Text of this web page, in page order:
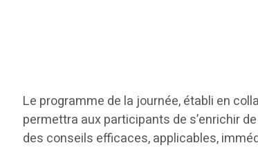
Le programme de la journée, établi en
permettra aux participants de s’enrichir
des conseils efficaces, applicables,